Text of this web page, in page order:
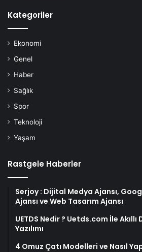
Kategoriler
Ekonomi
Genel
Haber
Sağlık
Spor
Teknoloji
Yaşam
Rastgele Haberler
Serjoy : Dijital Medya Ajansı,
Ajansı ve Web Tasarım Ajansı
UETDS Nedir ? Uetds.com İle Akıllı
Yazılımı
4 Omuz Çatı Modelleri ve Nasıl